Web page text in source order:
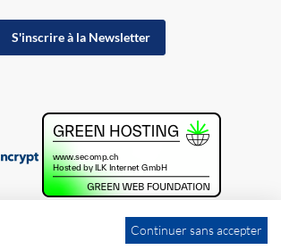
S'inscrire à la Newsletter
Continuer sans accepter